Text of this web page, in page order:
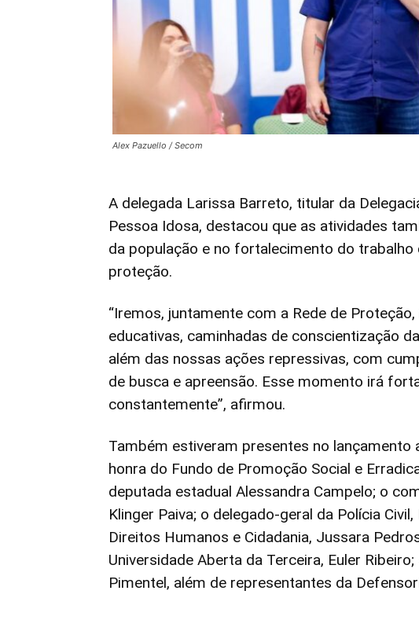
Alex Pazuello / Secom
A delegada Larissa Barreto, titular da
Pessoa Idosa, destacou que as atividades
da população e no fortalecimento do trabalho
proteção.
“Iremos, juntamente com a Rede de
educativas, caminhadas de conscientização
além das nossas ações repressivas, com
de busca e apreensão. Esse momento irá
constantemente”, afirmou.
Também estiveram presentes no
honra do Fundo de Promoção Social e
deputada estadual Alessandra Campelo; o
Klinger Paiva; o delegado-geral da Polícia
Direitos Humanos e Cidadania, Jussara
Universidade Aberta da Terceira, Euler
Pimentel, além de representantes da